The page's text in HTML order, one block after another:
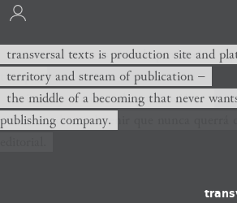
transversal texts es sitio de producción y
tiempo,
territorio y corriente de publicación −
el medio de un devenir que nunca querrá
transversal texts is production site and
territory and stream of publication −
the middle of a becoming that never
publishing company.